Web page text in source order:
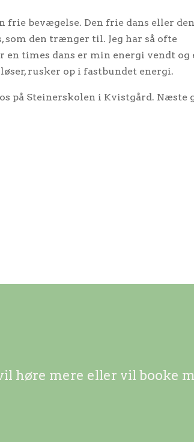
frie bevægelse. Den frie dans eller
den trænger til. Jeg har så ofte
times dans er min energi vendt og
rusker op i fastbundet energi.
på Steinerskolen i Kvistgård. Næste
høre mere eller vil booke